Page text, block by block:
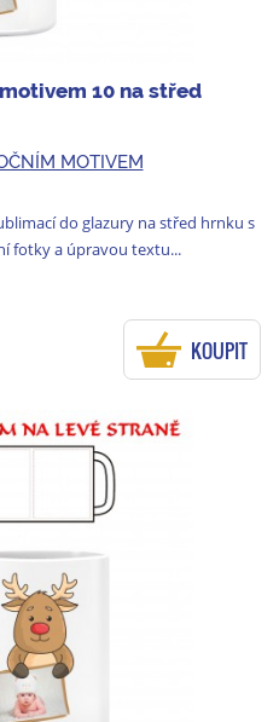
10 na střed
MOTIVEM
do glazury na střed hrnku s
fotky a úpravou textu...
KOUPIT